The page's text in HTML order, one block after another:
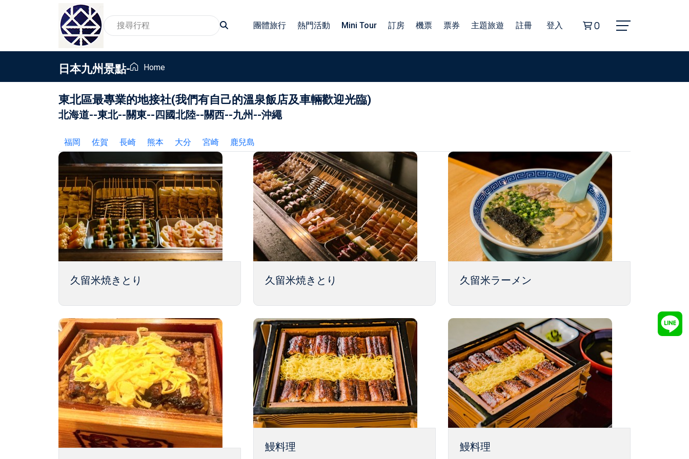
團體旅行 熱門活動 Mini Tour
2026賞櫻旅遊行程
賞景賞花包車旅遊行程
2026東北地區温泉包車行程
銀髮族與樂齡包車行程
家族旅遊日本包車
親子旅遊日本包車
畢業旅行日本包車
獎勵旅遊日本包車
包車四小時服務
關東包車中文司機
四國北陸包車中文司機
關西包車中文司機
九州包車中文司機
沖繩包車中文司機
22人座小型巴士
45人座遊覽車
訂房 機票 票券 主題旅遊 註冊 登入 0
日本九州景點- Home
東北區最專業的地接社(我們有自己的溫泉飯店及車輛歡迎光臨)
北海道--東北--關東--四國北陸--關西--九州--沖繩
福岡 佐賀 長崎 熊本 大分 宮崎 鹿兒島
久留米焼きとり 久留米焼きとり 久留米ラーメン
鰻料理 鰻料理